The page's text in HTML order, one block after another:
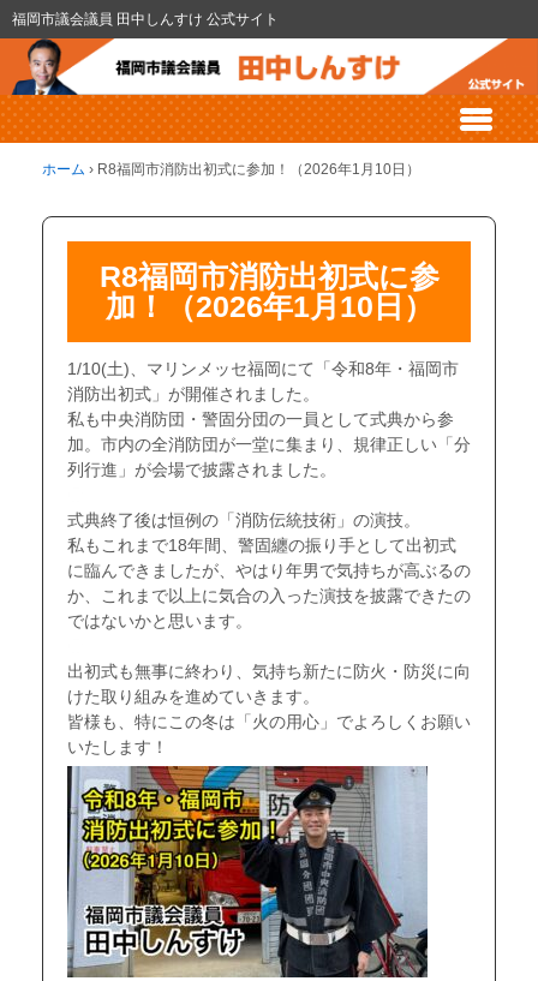
福岡市議会議員 田中しんすけ 公式サイト
ホーム › R8福岡市消防出初式に参加！（2026年1月10日）
R8福岡市消防出初式に参
加！（2026年1月10日）
1/10(土)、マリンメッセ福岡にて「令和8年・福岡市
消防出初式」が開催されました。
私も中央消防団・警固分団の一員として式典から参
加。市内の全消防団が一堂に集まり、規律正しい「分
列行進」が会場で披露されました。
式典終了後は恒例の「消防伝統技術」の演技。
私もこれまで18年間、警固纏の振り手として出初式
に臨んできましたが、やはり年男で気持ちが高ぶるの
か、これまで以上に気合の入った演技を披露できたの
ではないかと思います。
出初式も無事に終わり、気持ち新たに防火・防災に向
けた取り組みを進めていきます。
皆様も、特にこの冬は「火の用心」でよろしくお願い
いたします！